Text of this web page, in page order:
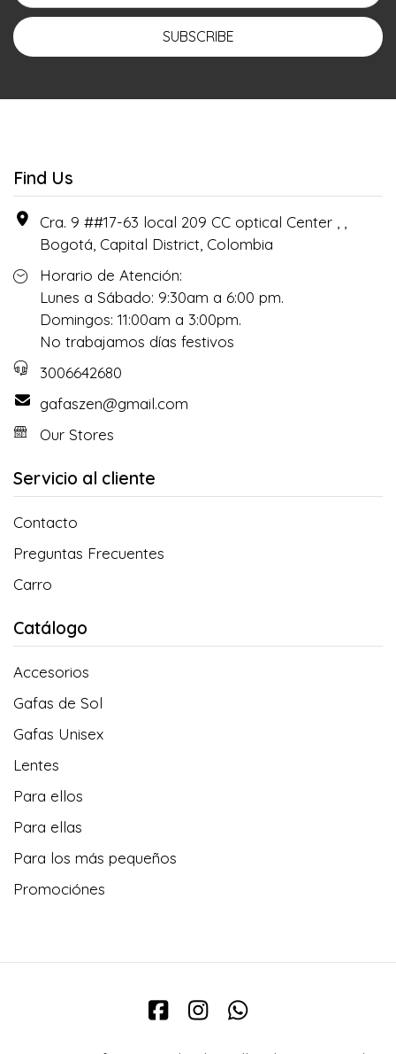
SUBSCRIBE
Find Us
Cra. 9 ##17-63 local 209 CC optical Center , ,
Bogotá, Capital District, Colombia
Horario de Atención:
Lunes a Sábado: 9:30am a 6:00 pm.
Domingos: 11:00am a 3:00pm.
No trabajamos días festivos
3006642680
gafaszen@gmail.com
Our Stores
Servicio al cliente
Contacto
Preguntas Frecuentes
Carro
Catálogo
Accesorios
Gafas de Sol
Gafas Unisex
Lentes
Para ellos
Para ellas
Para los más pequeños
Promociónes